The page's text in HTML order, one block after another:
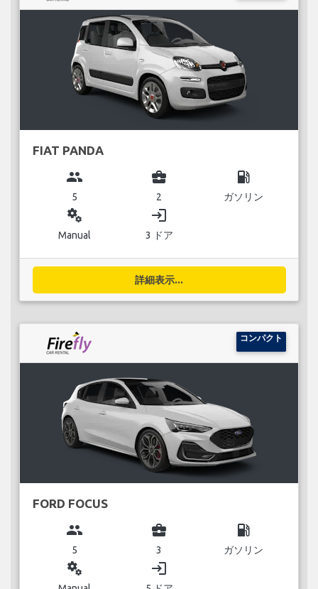
FIAT PANDA
group
5
business_center
2
local_gas_station
ガソリン
miscellaneous_services
Manual
login
3 ドア
詳細表示...
コンパクト
FORD FOCUS
group
5
business_center
3
local_gas_station
ガソリン
miscellaneous_services login